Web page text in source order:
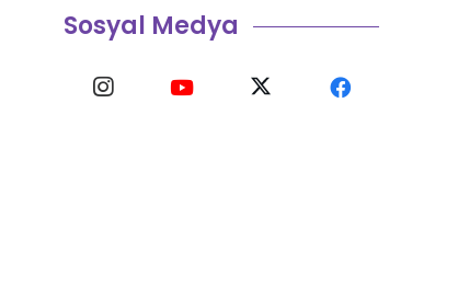
Sosyal Medya